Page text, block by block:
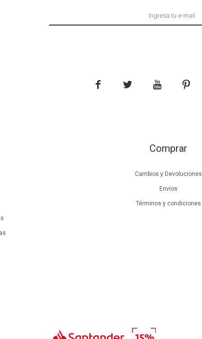
Comprar
Cambios y Devoluciones
Envíos
Términos y condiciones
   